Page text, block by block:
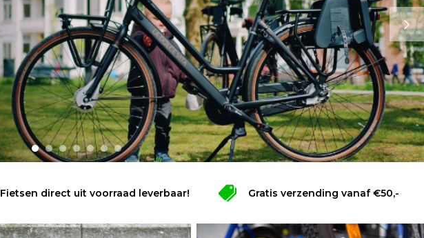
Fietsen direct uit voorraad leverbaar! Gratis verzending vanaf €50,-